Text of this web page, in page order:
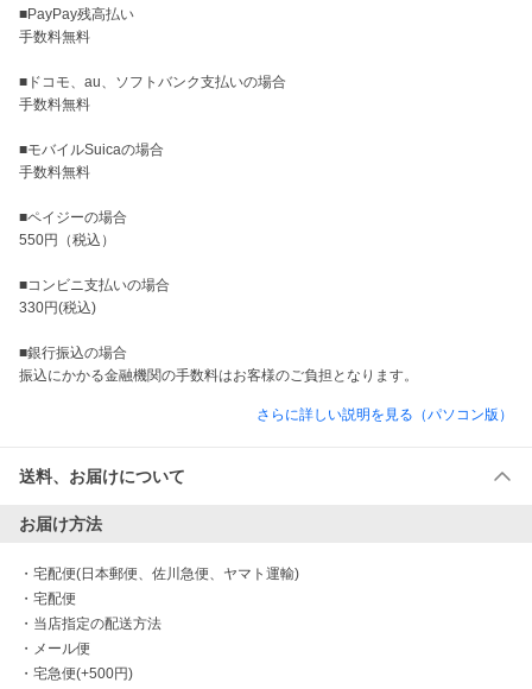
■PayPay残高払い
手数料無料
■ドコモ、au、ソフトバンク支払いの場合
手数料無料
■モバイルSuicaの場合
手数料無料
■ペイジーの場合
550円（税込）
■コンビニ支払いの場合
330円(税込)
■銀行振込の場合
振込にかかる金融機関の手数料はお客様のご負担となります。
さらに詳しい説明を見る（パソコン版）
送料、お届けについて
お届け方法
・ 宅配便(日本郵便、佐川急便、ヤマト運輸)
・ 宅配便
・ 当店指定の配送方法
・ メール便
・ 宅急便(+500円)